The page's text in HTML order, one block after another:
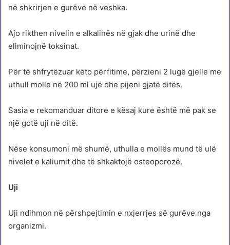
në shkrirjen e gurëve në veshka.
Ajo rikthen nivelin e alkalinës në gjak dhe urinë dhe
eliminojnë toksinat.
Për të shfrytëzuar këto përfitime, përzieni 2 lugë gjelle me
uthull molle në 200 ml ujë dhe pijeni gjatë ditës.
Sasia e rekomanduar ditore e kësaj kure është më pak se
një gotë uji në ditë.
Nëse konsumoni më shumë, uthulla e mollës mund të ulë
nivelet e kaliumit dhe të shkaktojë osteoporozë.
Uji
Uji ndihmon në përshpejtimin e nxjerrjes së gurëve nga
organizmi.